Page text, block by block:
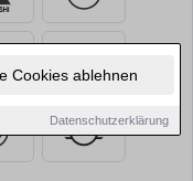
Cookies ablehnen
Datenschutzerklärung